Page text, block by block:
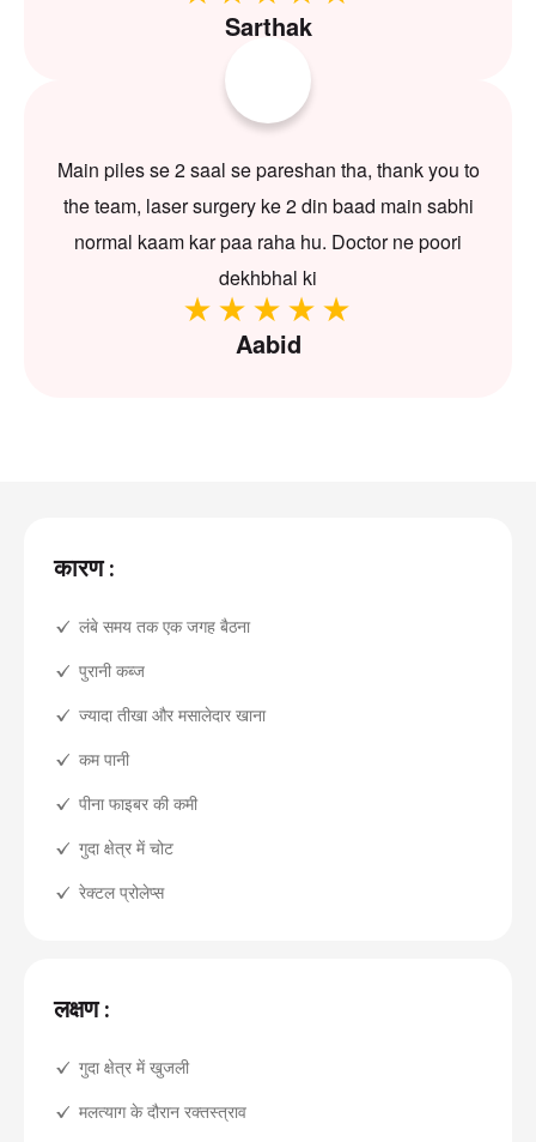
Sarthak
Main piles se 2 saal se pareshan tha, thank you to
the team, laser surgery ke 2 din baad main sabhi
normal kaam kar paa raha hu. Doctor ne poori
dekhbhal ki
Aabid
कारण :
लंबे समय तक एक जगह बैठना
पुरानी कब्ज
ज्यादा तीखा और मसालेदार खाना
कम पानी
पीना फाइबर की कमी
गुदा क्षेत्र में चोट
रेक्टल प्रोलेप्स
लक्षण :
गुदा क्षेत्र में खुजली
मलत्याग के दौरान रक्तस्त्राव